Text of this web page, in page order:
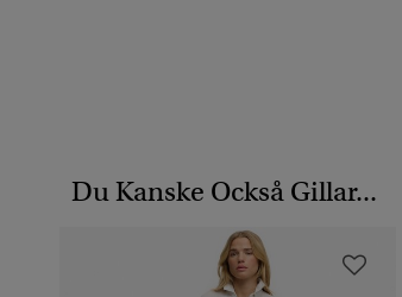
Du Kanske Också Gillar...